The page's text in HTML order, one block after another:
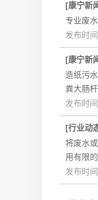
[康宁新
专业废
发布时
[康宁新
造纸污
粪大肠杆
发布时
[行业动
将废水
用有限
发布时